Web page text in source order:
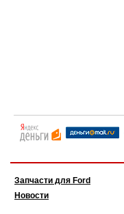
Запчасти для Ford
Новости